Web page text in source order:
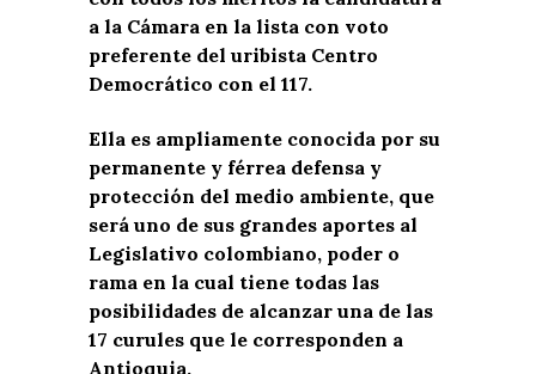
a la Cámara en la lista con voto
preferente del uribista Centro
Democrático con el 117.
Ella es ampliamente conocida por su
permanente y férrea defensa y
protección del medio ambiente, que
será uno de sus grandes aportes al
Legislativo colombiano, poder o
rama en la cual tiene todas las
posibilidades de alcanzar una de las
17 curules que le corresponden a
Antioquia.